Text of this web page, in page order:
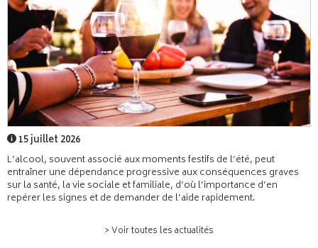
15 juillet 2026
L’alcool, souvent associé aux moments festifs de l’été, peut
entraîner une dépendance progressive aux conséquences graves
sur la santé, la vie sociale et familiale, d’où l’importance d’en
repérer les signes et de demander de l’aide rapidement.
> Voir toutes les actualités